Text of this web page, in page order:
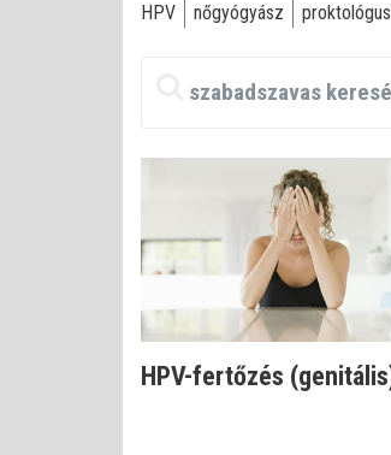
HPV nőgyógyász proktológus
HPV-fertőzés